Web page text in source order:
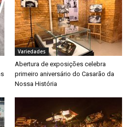
Variedades
Abertura de exposições celebra
primeiro aniversário do Casarão da
Nossa História